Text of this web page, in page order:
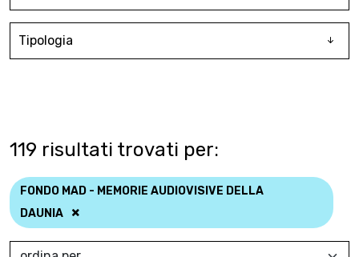
Tipologia
119 risultati trovati per:
FONDO MAD - MEMORIE AUDIOVISIVE DELLA
DAUNIA